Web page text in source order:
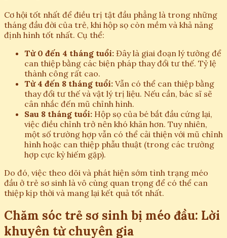
Cơ hội tốt nhất để điều trị tật đầu phẳng là trong những
tháng đầu đời của trẻ, khi hộp sọ còn mềm và khả năng
định hình tốt nhất. Cụ thể:
Từ 0 đến 4 tháng tuổi: Đây là giai đoạn lý tưởng để
can thiệp bằng các biện pháp thay đổi tư thế. Tỷ lệ
thành công rất cao.
Từ 4 đến 8 tháng tuổi: Vẫn có thể can thiệp bằng
thay đổi tư thế và vật lý trị liệu. Nếu cần, bác sĩ sẽ
cân nhắc đến mũ chỉnh hình.
Sau 8 tháng tuổi: Hộp sọ của bé bắt đầu cứng lại,
việc điều chỉnh trở nên khó khăn hơn. Tuy nhiên,
một số trường hợp vẫn có thể cải thiện với mũ chỉnh
hình hoặc can thiệp phẫu thuật (trong các trường
hợp cực kỳ hiếm gặp).
Do đó, việc theo dõi và phát hiện sớm tình trạng méo
đầu ở trẻ sơ sinh là vô cùng quan trọng để có thể can
thiệp kịp thời và mang lại kết quả tốt nhất.
Chăm sóc trẻ sơ sinh bị méo đầu: Lời
khuyên từ chuyên gia